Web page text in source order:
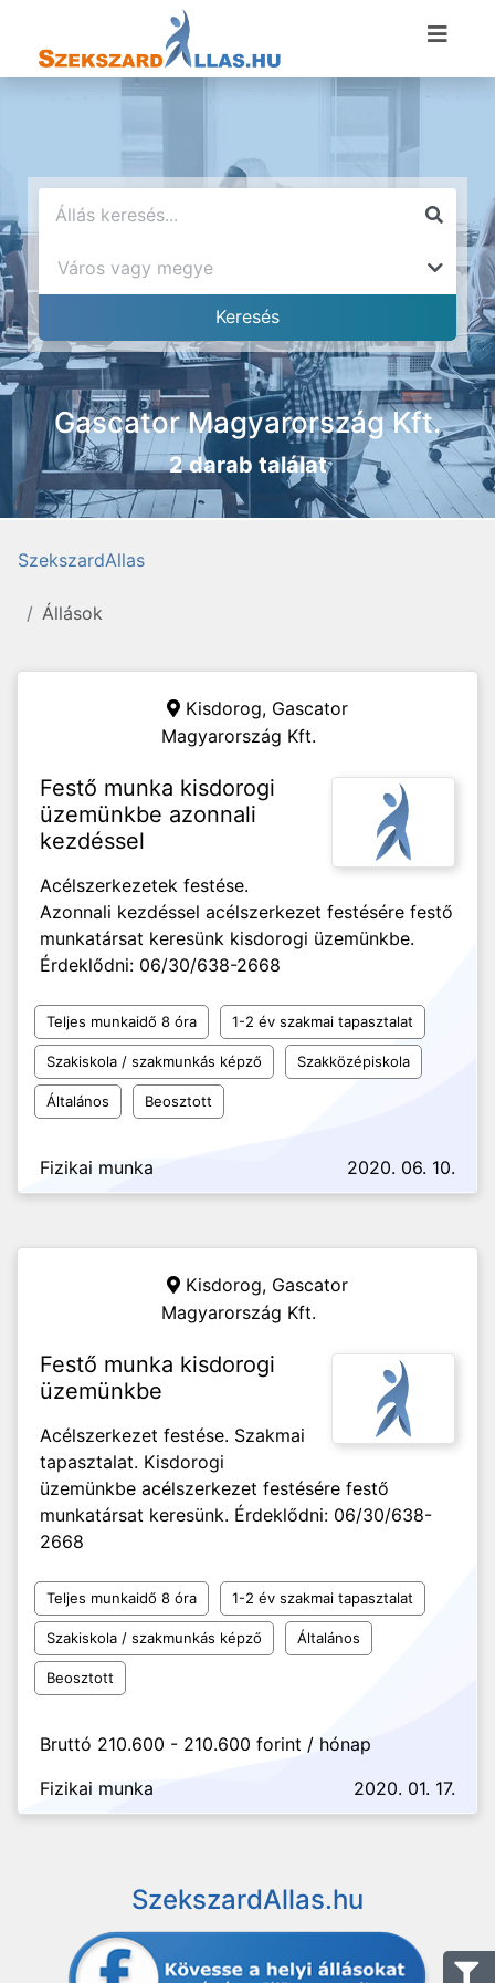
Gascator Magyarország Kft.
2 darab találat
SzekszardAllas
Állások
Kisdorog, Gascator
Magyarország Kft.
Festő munka kisdorogi
üzemünkbe azonnali
kezdéssel
Acélszerkezetek festése.
Azonnali kezdéssel acélszerkezet festésére festő
munkatársat keresünk kisdorogi üzemünkbe.
Érdeklődni: 06/30/638-2668
Teljes munkaidő 8 óra 1-2 év szakmai tapasztalat
Szakiskola / szakmunkás képző Szakközépiskola
Általános Beosztott
Fizikai munka 2020. 06. 10.
Kisdorog, Gascator
Magyarország Kft.
Festő munka kisdorogi
üzemünkbe
Acélszerkezet festése. Szakmai
tapasztalat. Kisdorogi
üzemünkbe acélszerkezet festésére festő
munkatársat keresünk. Érdeklődni: 06/30/638-
2668
Teljes munkaidő 8 óra 1-2 év szakmai tapasztalat
Szakiskola / szakmunkás képző Általános
Beosztott
Bruttó 210.600 - 210.600 forint / hónap
Fizikai munka
2020. 01. 17.
SzekszardAllas.hu